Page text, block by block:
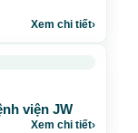
Xem chi tiết›
viện JW
Xem chi tiết›